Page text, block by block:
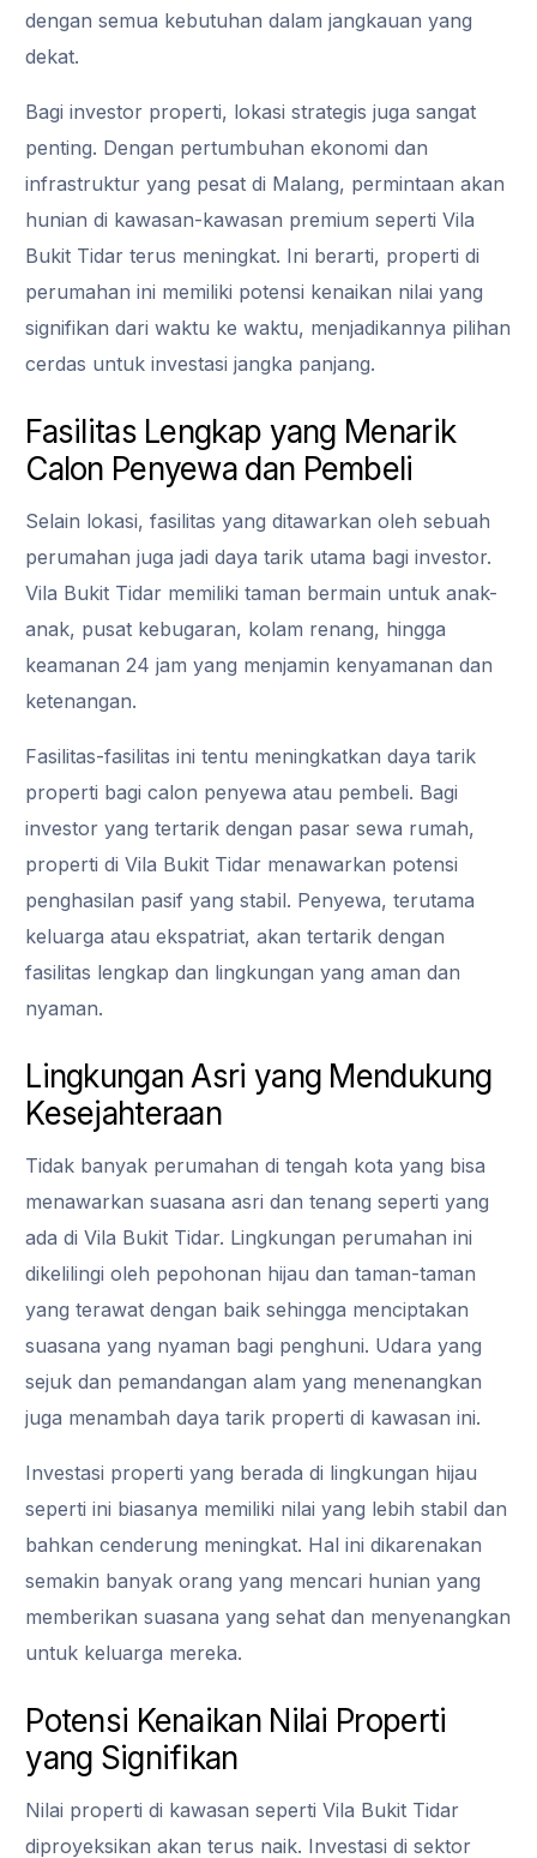
dengan semua kebutuhan dalam jangkauan yang
dekat.
Bagi investor properti, lokasi strategis juga sangat
penting. Dengan pertumbuhan ekonomi dan
infrastruktur yang pesat di Malang, permintaan akan
hunian di kawasan-kawasan premium seperti Vila
Bukit Tidar terus meningkat. Ini berarti, properti di
perumahan ini memiliki potensi kenaikan nilai yang
signifikan dari waktu ke waktu, menjadikannya pilihan
cerdas untuk investasi jangka panjang.
Fasilitas Lengkap yang Menarik
Calon Penyewa dan Pembeli
Selain lokasi, fasilitas yang ditawarkan oleh sebuah
perumahan juga jadi daya tarik utama bagi investor.
Vila Bukit Tidar memiliki taman bermain untuk anak-
anak, pusat kebugaran, kolam renang, hingga
keamanan 24 jam yang menjamin kenyamanan dan
ketenangan.
Fasilitas-fasilitas ini tentu meningkatkan daya tarik
properti bagi calon penyewa atau pembeli. Bagi
investor yang tertarik dengan pasar sewa rumah,
properti di Vila Bukit Tidar menawarkan potensi
penghasilan pasif yang stabil. Penyewa, terutama
keluarga atau ekspatriat, akan tertarik dengan
fasilitas lengkap dan lingkungan yang aman dan
nyaman.
Lingkungan Asri yang Mendukung
Kesejahteraan
Tidak banyak perumahan di tengah kota yang bisa
menawarkan suasana asri dan tenang seperti yang
ada di Vila Bukit Tidar. Lingkungan perumahan ini
dikelilingi oleh pepohonan hijau dan taman-taman
yang terawat dengan baik sehingga menciptakan
suasana yang nyaman bagi penghuni. Udara yang
sejuk dan pemandangan alam yang menenangkan
juga menambah daya tarik properti di kawasan ini.
Investasi properti yang berada di lingkungan hijau
seperti ini biasanya memiliki nilai yang lebih stabil dan
bahkan cenderung meningkat. Hal ini dikarenakan
semakin banyak orang yang mencari hunian yang
memberikan suasana yang sehat dan menyenangkan
untuk keluarga mereka.
Potensi Kenaikan Nilai Properti
yang Signifikan
Nilai properti di kawasan seperti Vila Bukit Tidar
diproyeksikan akan terus naik. Investasi di sektor